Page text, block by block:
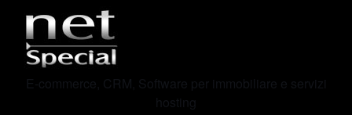
E-commerce, CRM, Software per immobiliare e servizi
hosting